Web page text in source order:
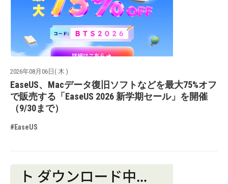
2026年08月06日( 木 )
EaseUS、Macデータ復旧ソフトなどを最大75%オフ
で販売する「EaseUS 2026 新学期セール」を開催
（9/30まで）
#EaseUS